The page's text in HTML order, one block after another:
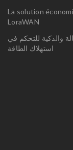
La solution
LoraWAN
والذكية للتحكم في
استهلاك الطاقة